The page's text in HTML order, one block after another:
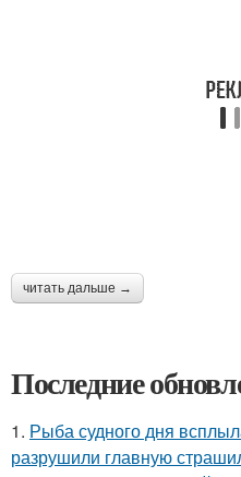
читать дальше →
Последние
1. Рыба судного дня
разрушили главную